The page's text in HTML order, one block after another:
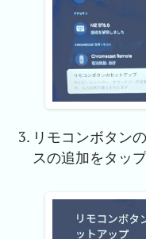
リモコンボタン
スの追加をタッ